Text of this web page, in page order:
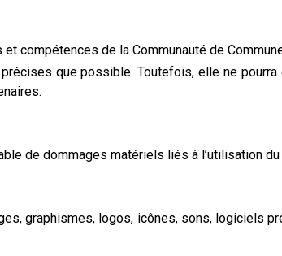
compétences de la Communauté de
que possible. Toutefois, elle ne pourra
de dommages matériels liés à l’utilisation
graphismes, logos, icônes, sons, logiciels